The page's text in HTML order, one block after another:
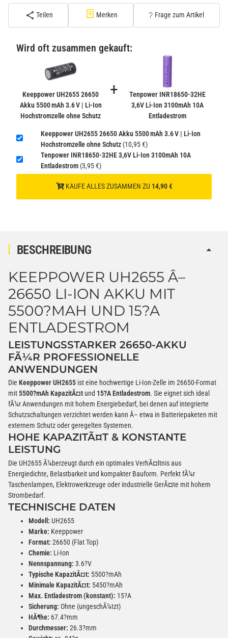
(Standard)
Lithium
inkl. 19% USt. zzgl.
(Gefahrgut UN3090 Versand
gem. SV188 ADR)
Verbatim Cool'n'Go AirJet Handventilator 4000mAh
Grau Lila
22,95 €
inkl. 19% USt. zzgl.Versand
(Gefahrgut UN3480 Versand
−
(Gefahrgut UN3480 Versand
Teilen Merken Frage zum Artikel
Wird oft zusammen gekauft:
Keeppower UH2655 26650
Akku 5500 mAh 3.6 V | Li-Ion
Hochstromzelle ohne Schutz
+
Tenpower INR18650-32HE
3,6V Li-Ion 3100mAh 10A
Entladestrom
Keeppower UH2655 26650 Akku 5500 mAh 3.6 V | Li-Ion
Hochstromzelle ohne Schutz (10,95 €)
Tenpower INR18650-32HE 3,6V Li-Ion 3100mAh 10A
Entladestrom (3,95 €)
KAUFE ALLES ZUSAMMEN ZU 14,90 €
BESCHREIBUNG
KEEPPOWER UH2655 Â–
26650 LI-ION AKKU MIT
5500?MAH UND 15?A
ENTLADESTROM
LEISTUNGSSTARKER 26650-AKKU
FÃ¼R PROFESSIONELLE
ANWENDUNGEN
Die Keeppower UH2655 ist eine hochwertige Li-Ion-Zelle im 26650-Format
mit5500?mAh KapazitÃ¤t und 15?A Entladestrom. Sie eignet sich ideal
fÃ¼r Anwendungen mit hohem Energiebedarf, bei denen auf integrierte
Schutzschaltungen verzichtet werden kann Â– etwa in Batteriepaketen mit
externem Schutz oder geregelten Systemen.
HOHE KAPAZITÃ¤T & KONSTANTE
LEISTUNG
Die UH2655 Ã¼berzeugt durch ein optimales VerhÃ¤ltnis aus
Energiedichte, Belastbarkeit und kompakter Bauform. Perfekt fÃ¼r
Taschenlampen, Elektrowerkzeuge oder industrielle GerÃ¤te mit hohem
Strombedarf.
TECHNISCHE DATEN
Modell: UH2655
Marke: Keeppower
Format: 26650 (Flat Top)
Chemie: Li-Ion
Nennspannung: 3.6?V
Typische KapazitÃ¤t: 5500?mAh
Minimale KapazitÃ¤t: 5450?mAh
Max. Entladestrom (konstant): 15?A
Sicherung: Ohne (ungeschÃ¼tzt)
HÃ¶he: 67.4?mm
Durchmesser: 26.3?mm